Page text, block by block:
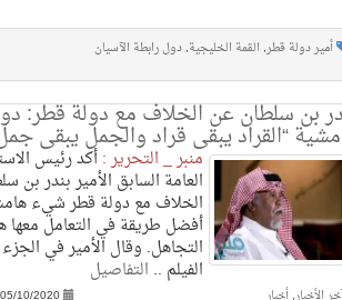
أمير دولة قطر, القمة الخليجية,دول رابطة الآسيان
بن سلطان عن الخلاف مع دولة قطر:
“القراد يبقى قراد والجمل يبقى
منبر _ التحرير :أكد رئيس
العامة السابق الأمير بندر بن
الخلاف مع دولة قطر شيء
أفضل طريقة في التعامل معها
التجاهل. وقال الأمير في
الفيلم .. التفاصيل